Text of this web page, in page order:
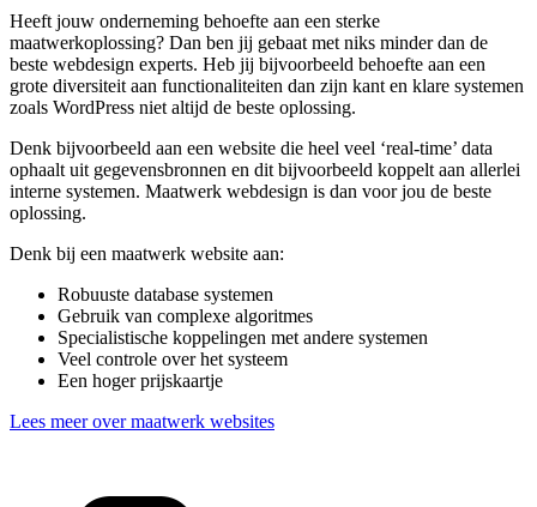
Heeft jouw onderneming behoefte aan een sterke
maatwerkoplossing? Dan ben jij gebaat met niks minder dan de
beste webdesign experts. Heb jij bijvoorbeeld behoefte aan een
grote diversiteit aan functionaliteiten dan zijn kant en klare systemen
zoals WordPress niet altijd de beste oplossing.
Denk bijvoorbeeld aan een website die heel veel ‘real-time’ data
ophaalt uit gegevensbronnen en dit bijvoorbeeld koppelt aan allerlei
interne systemen. Maatwerk webdesign is dan voor jou de beste
oplossing.
Denk bij een maatwerk website aan:
Robuuste database systemen
Gebruik van complexe algoritmes
Specialistische koppelingen met andere systemen
Veel controle over het systeem
Een hoger prijskaartje
Lees meer over maatwerk websites